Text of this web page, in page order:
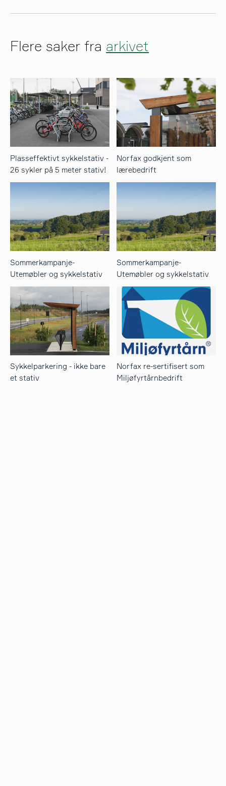
Flere saker fra arkivet
Plasseffektivt sykkelstativ -
26 sykler på 5 meter stativ!
Norfax godkjent som
lærebedrift
Sommerkampanje-
Utemøbler og sykkelstativ
Sommerkampanje-
Utemøbler og sykkelstativ
Sykkelparkering - ikke bare
et stativ
Norfax re-sertifisert som
Miljøfyrtårnbedrift